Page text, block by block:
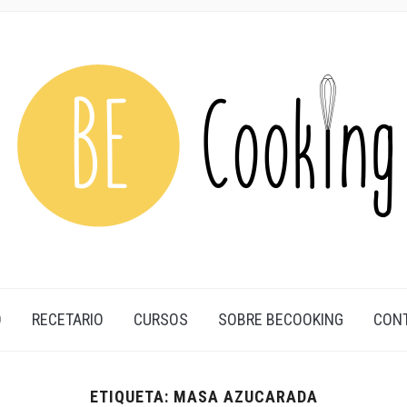
RECETARIO CURSOS SOBRE BECOOKING
ETIQUETA: MASA AZUCARADA